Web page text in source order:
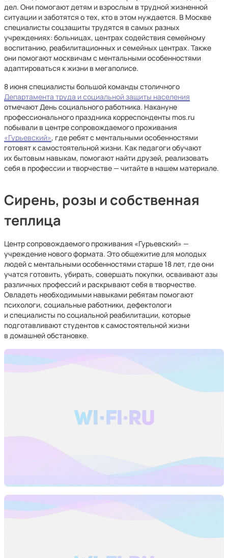
дел. Они помогают детям и взрослым в трудной жизненной
ситуации и заботятся о тех, кто в этом нуждается. В Москве
специалисты соцзащиты трудятся в самых разных
учреждениях: больницах, центрах содействия семейному
воспитанию, реабилитационных и семейных центрах. Также
они помогают москвичам с ментальными особенностями
адаптироваться к жизни в мегаполисе.
8 июня специалисты большой команды столичного
Департамента труда и социальной защиты населения
отмечают День социального работника. Накануне
профессионального праздника корреспонденты mos.ru
побывали в центре сопровождаемого проживания
«Гурьевский», где ребят с ментальными особенностями
готовят к самостоятельной жизни. Как педагоги обучают
их бытовым навыкам, помогают найти друзей, реализовать
себя в профессии и творчестве — читайте в нашем материале.
Сирень, розы и собственная
теплица
Центр сопровождаемого проживания «Гурьевский» —
учреждение нового формата. Это общежитие для молодых
людей с ментальными особенностями старше 18 лет, где они
учатся готовить, убирать, совершать покупки, осваивают азы
различных профессий и раскрывают себя в творчестве.
Овладеть необходимыми навыками ребятам помогают
психологи, социальные работники, дефектологи
и специалисты по социальной реабилитации, которые
подготавливают студентов к самостоятельной жизни
в домашней обстановке.